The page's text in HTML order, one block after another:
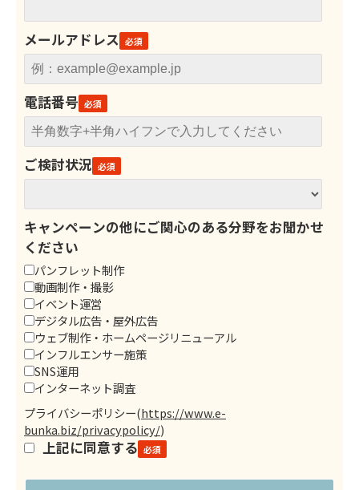
メールアドレス
電話番号
ご検討状況
キャンペーンの他にご関心のある分野をお聞かせ
ください
パンフレット制作
動画制作・撮影
イベント運営
デジタル広告・屋外広告
ウェブ制作・ホームページリニューアル
インフルエンサー施策
SNS運用
インターネット調査
プライバシーポリシー(https://www.e-
bunka.biz/privacypolicy/)
上記に同意する